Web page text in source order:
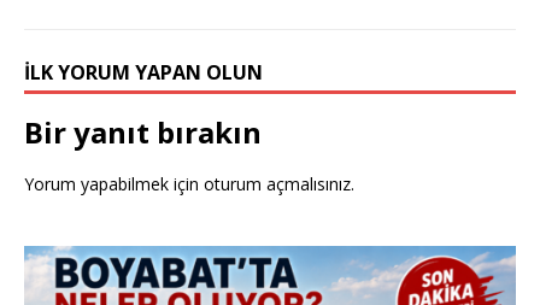
k
İLK YORUM YAPAN OLUN
Bir yanıt bırakın
Yorum yapabilmek için oturum açmalısınız.